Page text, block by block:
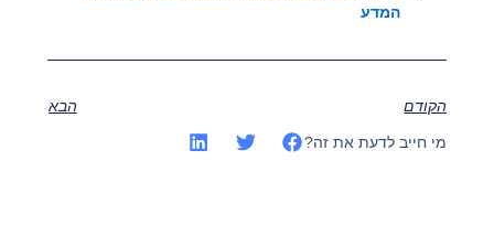
המדע
הקודם הבא
מי חייב לדעת את זה?